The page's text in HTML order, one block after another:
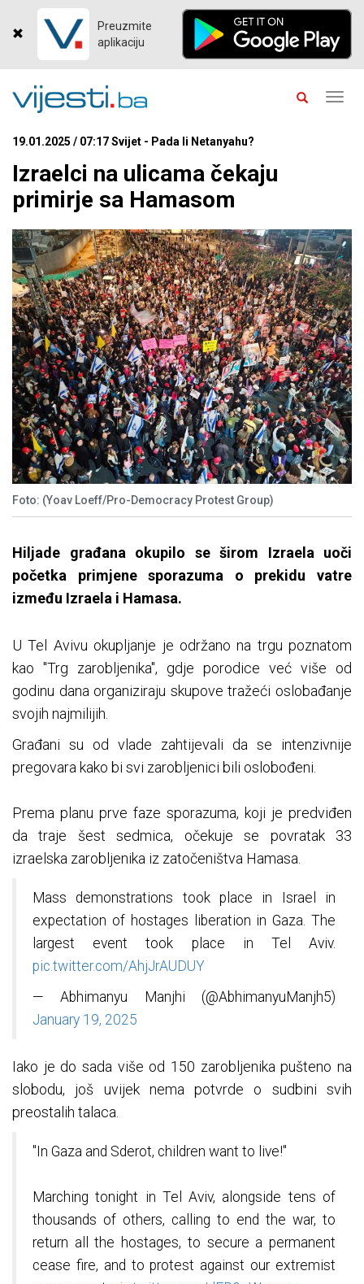
Preuzmite
aplikaciju
19.01.2025 / 07:17 Svijet - Pada li Netanyahu?
Izraelci na ulicama čekaju
primirje sa Hamasom
Foto: (Yoav Loeff/Pro-Democracy Protest Group)
Hiljade građana okupilo se širom Izraela uoči
početka primjene sporazuma o prekidu vatre
između Izraela i Hamasa.
U Tel Avivu okupljanje je održano na trgu poznatom
kao "Trg zarobljenika", gdje porodice već više od
godinu dana organiziraju skupove tražeći oslobađanje
svojih najmilijih.
Građani su od vlade zahtijevali da se intenzivnije
pregovara kako bi svi zarobljenici bili oslobođeni.
Prema planu prve faze sporazuma, koji je predviđen
da traje šest sedmica, očekuje se povratak 33
izraelska zarobljenika iz zatočeništva Hamasa.
Mass demonstrations took place in Israel in
expectation of hostages liberation in Gaza. The
largest event took place in Tel Aviv.
pic.twitter.com/AhjJrAUDUY
— Abhimanyu Manjhi (@AbhimanyuManjh5)
January 19, 2025
Iako je do sada više od 150 zarobljenika pušteno na
slobodu, još uvijek nema potvrde o sudbini svih
preostalih talaca.
"In Gaza and Sderot, children want to live!"
Marching tonight in Tel Aviv, alongside tens of
thousands of others, calling to end the war, to
return all the hostages, to secure a permanent
cease fire, and to protest against our extremist